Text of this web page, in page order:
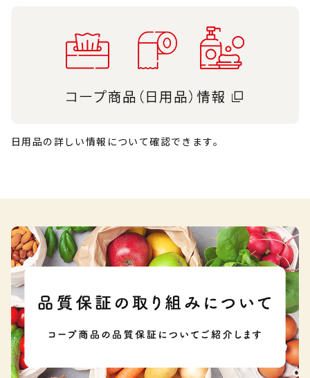
日用品の詳しい情報について確認できます。